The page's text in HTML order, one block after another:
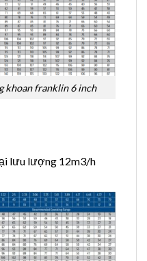
khoan franklin 6 inch
lưu lượng 12m3/h